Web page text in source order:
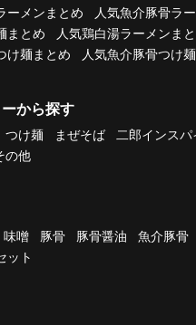
ーメンまとめ
人気魚介豚骨ラ
まとめ
人気鶏白湯ラーメンま
け麺まとめ
人気魚介豚骨つけ
から探す
つけ麺 まぜそば 二郎インスパ
の他
味噌 豚骨 豚骨醤油 魚介豚骨
ット